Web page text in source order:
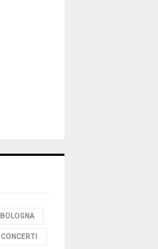
BOLOGNA
CONCERTI